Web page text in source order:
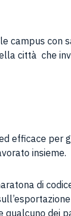
campus con
città che
efficace per
insieme.
di
qualcuno dei